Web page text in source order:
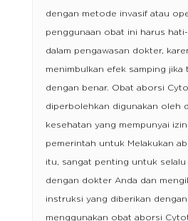
dengan metode invasif atau
penggunaan obat ini harus
dalam pengawasan dokter,
menimbulkan efek samping jika
dengan benar. Obat aborsi
diperbolehkan digunakan oleh
kesehatan yang mempunyai
pemerintah untuk Melakukan
itu, sangat penting untuk
dengan dokter Anda dan
instruksi yang diberikan
menggunakan obat aborsi